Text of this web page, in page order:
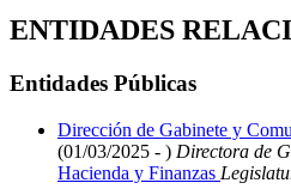
ENTIDADES
Entidades Públicas
Dirección de Gabinete y
(01/03/2025 - ) Directora de
Hacienda y Finanzas